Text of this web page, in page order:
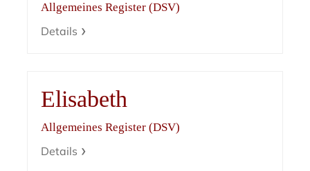
Allgemeines Register (DSV)
Details
Elisabeth
Allgemeines Register (DSV)
Details